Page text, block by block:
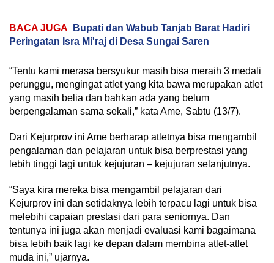
BACA JUGA
Bupati dan Wabub Tanjab Barat Hadiri
Peringatan Isra Mi'raj di Desa Sungai Saren
“Tentu kami merasa bersyukur masih bisa meraih 3 medali
perunggu, mengingat atlet yang kita bawa merupakan atlet
yang masih belia dan bahkan ada yang belum
berpengalaman sama sekali,” kata Ame, Sabtu (13/7).
Dari Kejurprov ini Ame berharap atletnya bisa mengambil
pengalaman dan pelajaran untuk bisa berprestasi yang
lebih tinggi lagi untuk kejujuran – kejujuran selanjutnya.
“Saya kira mereka bisa mengambil pelajaran dari
Kejurprov ini dan setidaknya lebih terpacu lagi untuk bisa
melebihi capaian prestasi dari para seniornya. Dan
tentunya ini juga akan menjadi evaluasi kami bagaimana
bisa lebih baik lagi ke depan dalam membina atlet-atlet
muda ini,” ujarnya.